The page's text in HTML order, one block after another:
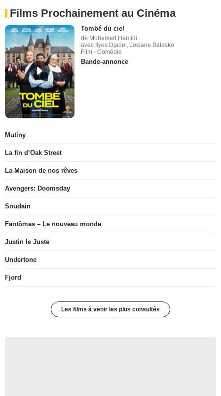
Films Prochainement au Cinéma
Tombé du ciel
de Mohamed Hamidi
avec Ilyes Djadel, Josiane Balasko
Film - Comédie
Bande-annonce
Mutiny
La fin d’Oak Street
La Maison de nos rêves
Avengers: Doomsday
Soudain
Fantômas – Le nouveau monde
Justin le Juste
Undertone
Fjord
Les films à venir les plus consultés